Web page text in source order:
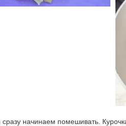
сразу начинаем помешивать.